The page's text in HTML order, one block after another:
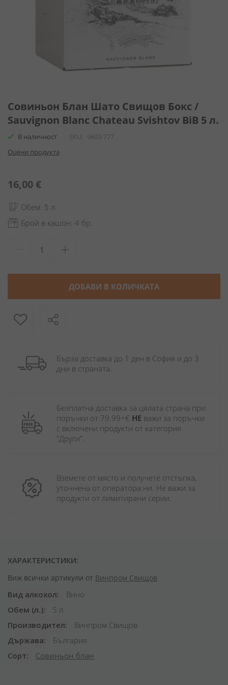
към
началото
на
галерия
снимки
Совиньон Блан Шато Свищов Бокс /
Sauvignon Blanc Chateau Svishtov BiB 5 л.
В наличност SKU
9603-777
Оцени продукта
16,00 €
Обем: 5 л.
Брой в кашон: 4 бр.
ДОБАВИ В КОЛИЧКАТА
Бърза доставка до 1 ден в София и до 3
дни в страната.
Безплатна доставка за цялата страна при
поръчки от 79.99+€ НЕ важи за поръчки
с включени продукти от категория
"Други".
Вземете от място и получете отстъпка,
уточнена от оператора ни. Не важи за
продукти от лимитирани серии.
ХАРАКТЕРИСТИКИ:
Виж всички артикули от Винпром Свищов
Вид алкохол
Вино
Обем (л.)
5 л.
Производител
Винпром Свищов
Държава
България
Сорт
Совиньон блан